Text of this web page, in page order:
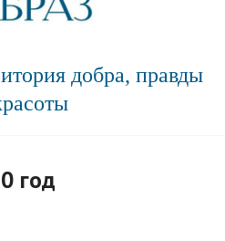
добра, правды
год